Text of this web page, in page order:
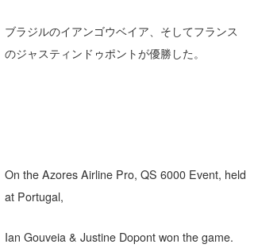
ブラジルのイアンゴウベイア、そしてフランス
のジャスティンドゥポントが優勝した。
On the Azores Airline Pro, QS 6000 Event, held
at Portugal,
Ian Gouveia & Justine Dopont won the game.